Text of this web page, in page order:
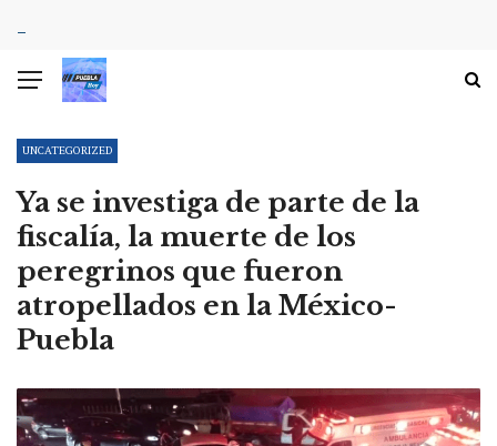
UNCATEGORIZED
Ya se investiga de parte de la
fiscalía, la muerte de los
peregrinos que fueron
atropellados en la México-
Puebla